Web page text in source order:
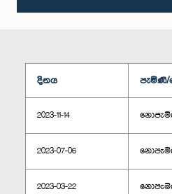
දිනය
2023-11-14
2023-07-06
2023-03-22